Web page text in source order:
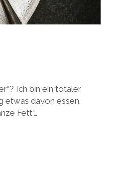
Ich bin ein totaler
etwas davon essen.
Fett“…